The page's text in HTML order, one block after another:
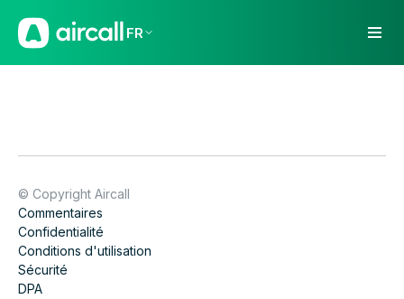
FR
© Copyright Aircall
Commentaires
Confidentialité
Conditions d'utilisation
Sécurité
DPA